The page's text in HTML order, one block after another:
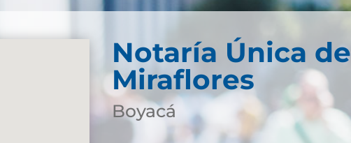
Notaría Única de
Miraflores
Boyacá